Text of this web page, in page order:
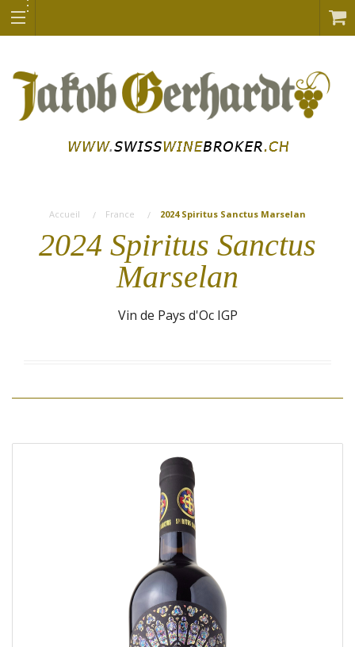
Accueil France 2024 Spiritus Sanctus Marselan
2024 Spiritus Sanctus
Marselan
Vin de Pays d'Oc IGP